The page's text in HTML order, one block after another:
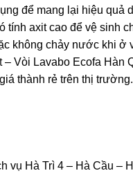
để mang lại hiệu quả
axit cao để vệ sinh
không chảy nước khi
Vòi Lavabo Ecofa
thành rẻ trên thị
vụ Hà Trì 4 – Hà Cầu –